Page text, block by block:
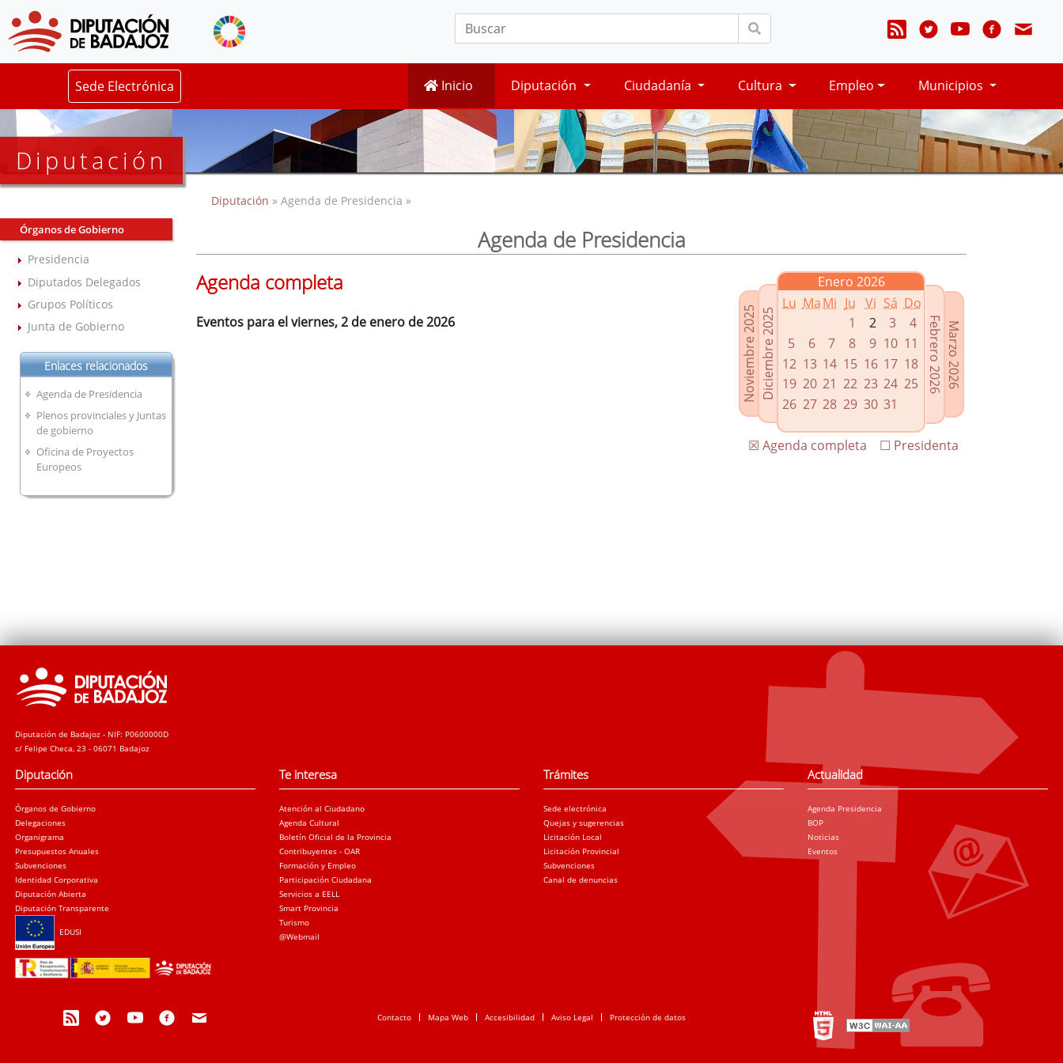
Sede Electrónica Inicio Diputación Ciudadanía Cultura Empleo Municipios
Diputación
Órganos de Gobierno
Presidencia
Diputados Delegados
Grupos Políticos
Junta de Gobierno
Enlaces relacionados
Agenda de Presidencia
Plenos provinciales y Juntas
de gobierno
Oficina de Proyectos
Europeos
Diputación » Agenda de Presidencia »
Agenda de Presidencia
Noviembre 2025Diciembre 2025
Enero 2026
Lu MaMi Ju Vi Sá Do
1
2 3
4
5
6 7 8 9 10 11
12 13 14 15 16 17 18
19 20 21 22 23 24 25
26 27 28 29 30 31
Marzo 2026
Febrero 2026
☐ Presidenta
☒ Agenda completa
Agenda completa
Eventos para el viernes, 2 de enero de 2026
Diputación de Badajoz - NIF: P0600000D
c/ Felipe Checa, 23 - 06071 Badajoz
Diputación
Órganos de Gobierno
Delegaciones
Organigrama
Presupuestos Anuales
Subvenciones
Identidad Corporativa
Diputación Abierta
Diputación Transparente
EDUSI
Te interesa
Atención al Ciudadano
Agenda Cultural
Boletín Oficial de la Provincia
Contribuyentes - OAR
Formación y Empleo
Participación Ciudadana
Servicios a EELL
Smart Provincia
Turismo
@Webmail
Trámites
Sede electrónica
Quejas y sugerencias
Licitación Local
Licitación Provincial
Subvenciones
Canal de denuncias
Actualidad
Agenda Presidencia
BOP
Noticias
Eventos
Contacto Mapa Web Accesibilidad Aviso Legal Protección de datos